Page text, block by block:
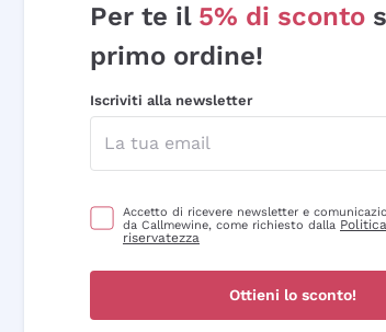
Per te il 5% di sconto
primo ordine!
Iscriviti alla newsletter
Accetto di ricevere newsletter e
da Callmewine, come richiesto dalla
riservatezza
Ottieni lo sconto!